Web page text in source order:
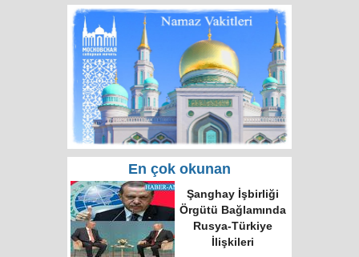
En çok okunan
Rusya'da hatalı celp
için itiraz e-devlet
(gosuslugi)
üzerinden
yapılacak!